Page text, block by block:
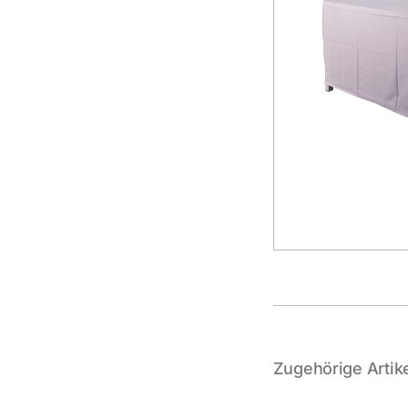
Zugehörige